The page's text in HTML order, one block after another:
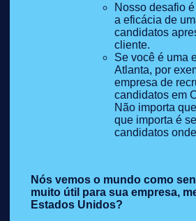
Nosso desafio
a eficácia de
candidatos
cliente.
Se você é uma
Atlanta, por
empresa de
candidatos em
Não importa
que importa é
candidatos
Nós vemos o mundo como
muito útil para sua empresa,
Estados Unidos?